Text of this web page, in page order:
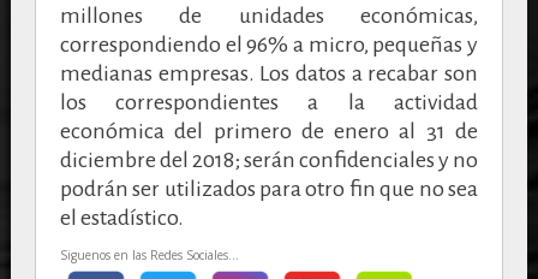
millones de unidades económicas,
correspondiendo el 96% a micro, pequeñas y
medianas empresas. Los datos a recabar son
los correspondientes a la actividad
económica del primero de enero al 31 de
diciembre del 2018; serán confidenciales y no
podrán ser utilizados para otro fin que no sea
el estadístico.
Siguenos en las Redes Sociales...